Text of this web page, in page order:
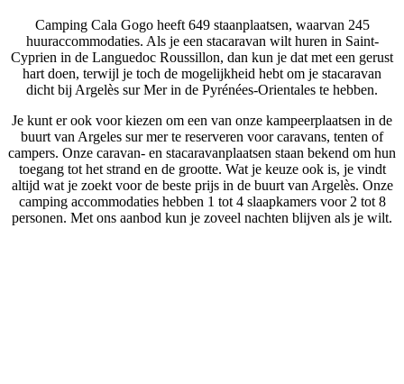
Camping Cala Gogo heeft 649 staanplaatsen, waarvan 245
huuraccommodaties. Als je een stacaravan wilt huren in Saint-
Cyprien in de Languedoc Roussillon, dan kun je dat met een gerust
hart doen, terwijl je toch de mogelijkheid hebt om je stacaravan
dicht bij Argelès sur Mer in de Pyrénées-Orientales te hebben.
Je kunt er ook voor kiezen om een van onze kampeerplaatsen in de
buurt van Argeles sur mer te reserveren voor caravans, tenten of
campers. Onze caravan- en stacaravanplaatsen staan bekend om hun
toegang tot het strand en de grootte. Wat je keuze ook is, je vindt
altijd wat je zoekt voor de beste prijs in de buurt van Argelès. Onze
camping accommodaties hebben 1 tot 4 slaapkamers voor 2 tot 8
personen. Met ons aanbod kun je zoveel nachten blijven als je wilt.